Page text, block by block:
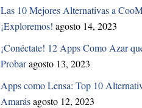
Las 10 Mejores Alternativas a
¡Exploremos! agosto 14, 2023
¡Conéctate! 12 Apps Como Azar
Probaragosto 13, 2023
Apps como Lensa: Top 10
Amarásagosto 12, 2023